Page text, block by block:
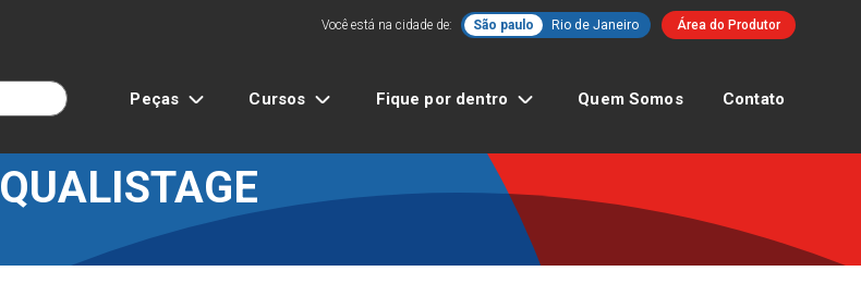
Você está na cidade de: São paulo Rio de Janeiro Área do Produtor
Peças Cursos Fique por dentro Quem Somos Contato
QUALISTAGE